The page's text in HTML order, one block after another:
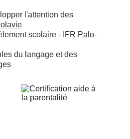
l'attention des
scolaire - IFR Palo-
du langage et des